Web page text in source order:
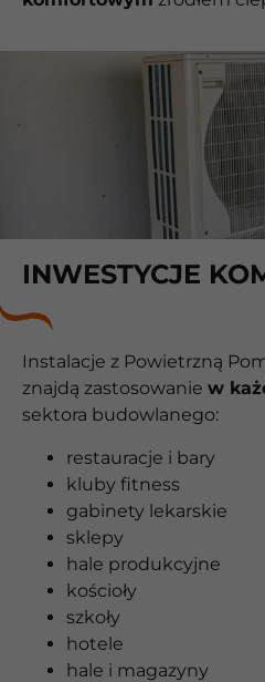
INWESTYCJE
Instalacje z Powietrzną
znajdą zastosowanie w
sektora budowlanego:
restauracje i bary
kluby fitness
gabinety lekarskie
sklepy
hale produkcyjne
kościoły
szkoły
hotele
hale i magazyny